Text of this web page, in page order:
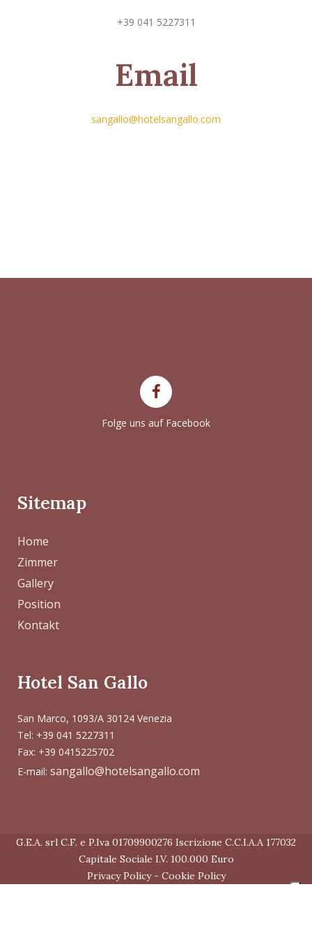
+39 041 5227311
Email
sangallo@hotelsangallo.com
Folge uns auf Facebook
Sitemap
Home
Zimmer
Gallery
Position
Kontakt
Hotel San Gallo
San Marco, 1093/A 30124 Venezia
Tel: +39 041 5227311
Fax: +39 0415225702
E-mail: sangallo@hotelsangallo.com
G.E.A. srl C.F. e P.Iva 01709900276 Iscrizione C.C.I.A.A 177032
Capitale Sociale I.V. 100.000 Euro
Privacy Policy - Cookie Policy